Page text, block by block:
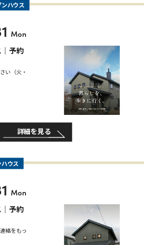
ンハウス
Mon
予約
い（火・
詳細を見る
ウス
Mon
予約
絡をもっ